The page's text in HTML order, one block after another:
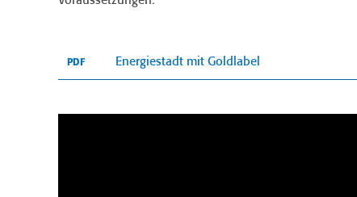
PDF Energiestadt mit Goldlabel